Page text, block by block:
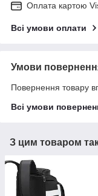
Оплата картою
Всі умови оплати
Умови
Повернення товару
Всі умови
З цим товаром